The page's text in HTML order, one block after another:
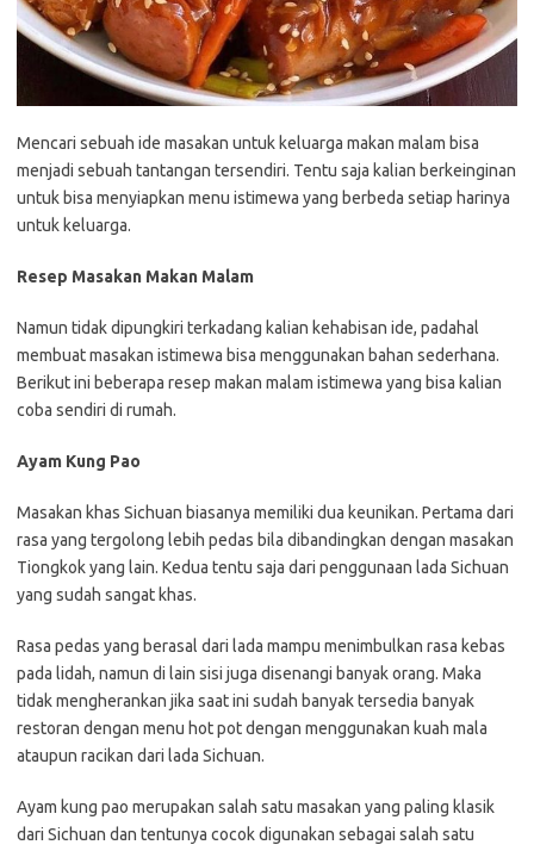
Mencari sebuah ide masakan untuk keluarga makan malam bisa
menjadi sebuah tantangan tersendiri. Tentu saja kalian berkeinginan
untuk bisa menyiapkan menu istimewa yang berbeda setiap harinya
untuk keluarga.
Resep Masakan Makan Malam
Namun tidak dipungkiri terkadang kalian kehabisan ide, padahal
membuat masakan istimewa bisa menggunakan bahan sederhana.
Berikut ini beberapa resep makan malam istimewa yang bisa kalian
coba sendiri di rumah.
Ayam Kung Pao
Masakan khas Sichuan biasanya memiliki dua keunikan. Pertama dari
rasa yang tergolong lebih pedas bila dibandingkan dengan masakan
Tiongkok yang lain. Kedua tentu saja dari penggunaan lada Sichuan
yang sudah sangat khas.
Rasa pedas yang berasal dari lada mampu menimbulkan rasa kebas
pada lidah, namun di lain sisi juga disenangi banyak orang. Maka
tidak mengherankan jika saat ini sudah banyak tersedia banyak
restoran dengan menu hot pot dengan menggunakan kuah mala
ataupun racikan dari lada Sichuan.
Ayam kung pao merupakan salah satu masakan yang paling klasik
dari Sichuan dan tentunya cocok digunakan sebagai salah satu